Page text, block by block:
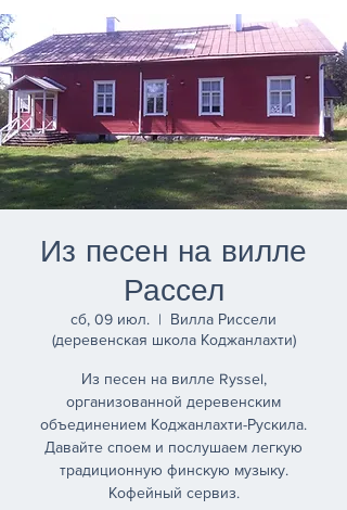
Из песен на вилле
Рассел
сб, 09 июл.
  |
Вилла Риссели
(деревенская школа Коджанлахти)
Из песен на вилле Ryssel,
организованной деревенским
объединением Коджанлахти-Рускила.
Давайте споем и послушаем легкую
традиционную финскую музыку.
Кофейный сервиз.